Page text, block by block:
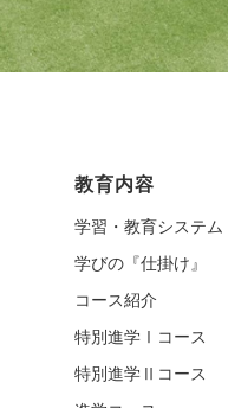
教育内容
学習・教育システム
学びの『仕掛け』
コース紹介
特別進学Ⅰコース
特別進学Ⅱコース